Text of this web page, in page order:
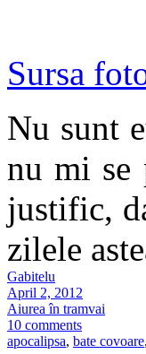
Sursa
Nu sunt
nu mi se
justific,
zilele
Gabitelu
April 2, 2012
Aiurea în tramvai
10 comments
apocalipsa, bate covoare,